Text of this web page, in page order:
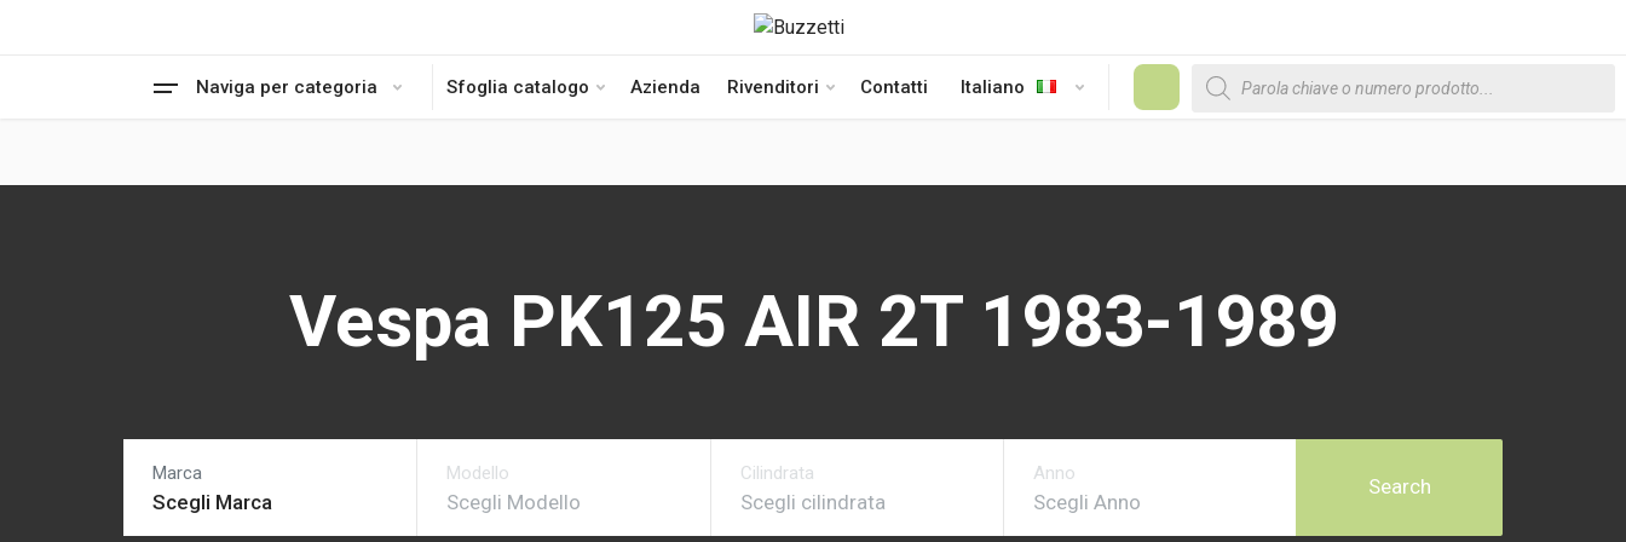
Naviga per categoria Sfoglia catalogo Azienda Rivenditori Contatti Italiano
Products search
Vespa PK125 AIR 2T 1983-1989
Search